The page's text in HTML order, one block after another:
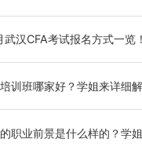
汉CFA考试报名方式一览！
训班哪家好？学姐来详细解
职业前景是什么样的？学姐